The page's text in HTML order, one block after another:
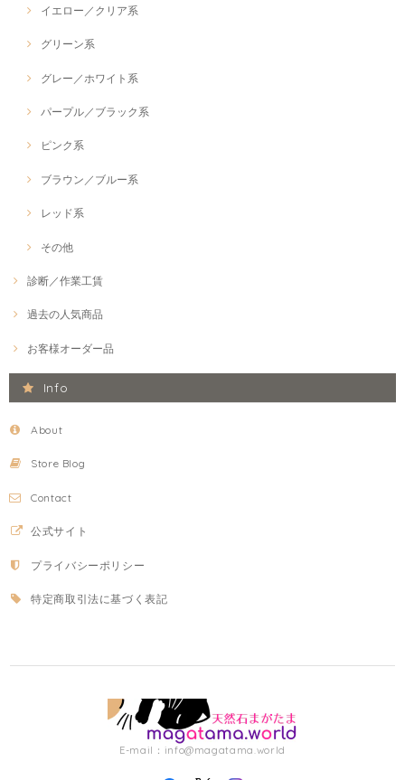
イエロー／クリア系
グリーン系
グレー／ホワイト系
パープル／ブラック系
ピンク系
ブラウン／ブルー系
レッド系
その他
診断／作業工賃
過去の人気商品
お客様オーダー品
Info
About
Store Blog
Contact
公式サイト
プライバシーポリシー
特定商取引法に基づく表記
E-mail： info@magatama.world